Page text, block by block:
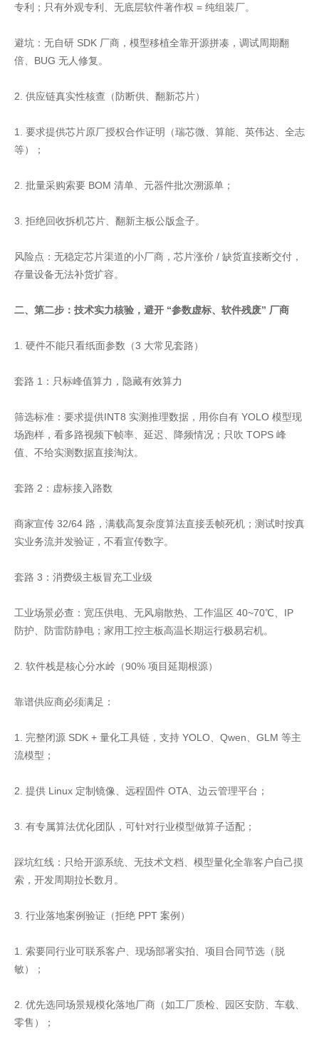
专利；只有外观专利、无底层软件著作权 = 纯组装厂。
避坑：无自研 SDK 厂商，模型移植全靠开源拼凑，调试周期翻
倍、BUG 无人修复。
2. 供应链真实性核查（防断供、翻新芯片）
1. 要求提供芯片原厂授权合作证明（瑞芯微、算能、英伟达、全志
等）；
2. 批量采购索要 BOM 清单、元器件批次溯源单；
3. 拒绝回收拆机芯片、翻新主板公版盒子。
风险点：无稳定芯片渠道的小厂商，芯片涨价 / 缺货直接断交付，
存量设备无法补货扩容。
二、第二步：技术实力核验，避开 “参数虚标、软件残废” 厂商
1. 硬件不能只看纸面参数（3 大常见套路）
套路 1：只标峰值算力，隐藏有效算力
筛选标准：要求提供INT8 实测推理数据，用你自有 YOLO 模型现
场跑样，看多路视频下帧率、延迟、降频情况；只吹 TOPS 峰
值、不给实测数据直接淘汰。
套路 2：虚标接入路数
商家宣传 32/64 路，满载高复杂度算法直接丢帧死机；测试时按真
实业务流并发验证，不看宣传数字。
套路 3：消费级主板冒充工业级
工业场景必查：宽压供电、无风扇散热、工作温区 40~70℃、IP
防护、防雷防静电；家用工控主板高温长期运行极易宕机。
2. 软件栈是核心分水岭（90% 项目延期根源）
靠谱供应商必须满足：
1. 完整闭源 SDK + 量化工具链，支持 YOLO、Qwen、GLM 等主
流模型；
2. 提供 Linux 定制镜像、远程固件 OTA、边云管理平台；
3. 有专属算法优化团队，可针对行业模型做算子适配；
踩坑红线：只给开源系统、无技术文档、模型量化全靠客户自己摸
索，开发周期拉长数月。
3. 行业落地案例验证（拒绝 PPT 案例）
1. 索要同行业可联系客户、现场部署实拍、项目合同节选（脱
敏）；
2. 优先选同场景规模化落地厂商（如工厂质检、园区安防、车载、
零售）；